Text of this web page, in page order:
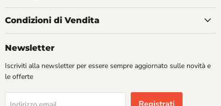
Condizioni di Vendita
Newsletter
Iscriviti alla newsletter per essere sempre aggiornato sulle novità e
le offerte